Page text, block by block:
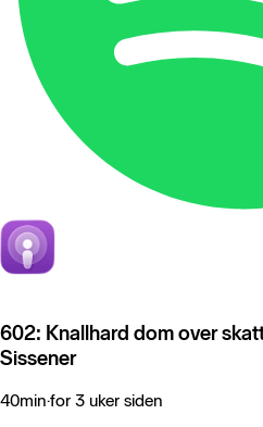
602: Knallhard dom over
Sissener
40min·for 3 uker siden